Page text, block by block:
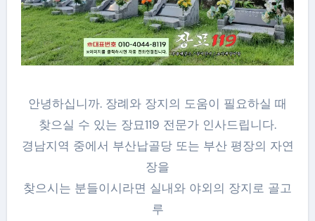
안녕하십니까. 장례와 장지의 도움이 필요하실 때
찾으실 수 있는 장묘119 전문가 인사드립니다.
경남지역 중에서 부산납골당 또는 부산 평장의 자연
장을
찾으시는 분들이시라면 실내와 야외의 장지로 골고
루